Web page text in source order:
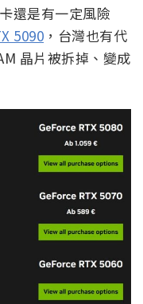
還是有一定風險
5090 ，台灣也有代
晶片被拆掉、變成